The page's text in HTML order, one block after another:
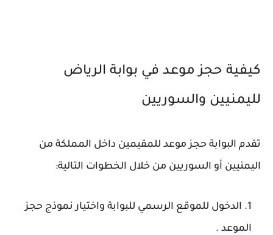
كيفية حجز موعد في بوابة الرياض
لليمنيين والسوريين
تقدم البوابة حجز موعد للمقيمين داخل المملكة من
اليمنيين أو السوريين من خلال الخطوات التالية:
الدخول للموقع الرسمي للبوابة واختيار نموذج حجز
الموعد .